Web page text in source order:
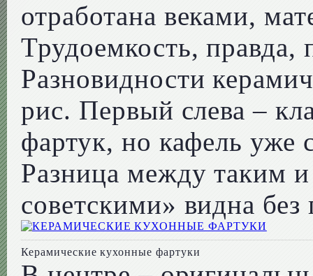
отработана веками,
Трудоемкость, правда,
Разновидности
рис. Первый слева –
фартук, но кафель уже
Разница между таким
советскими» видна без
Керамические кухонные фартуки